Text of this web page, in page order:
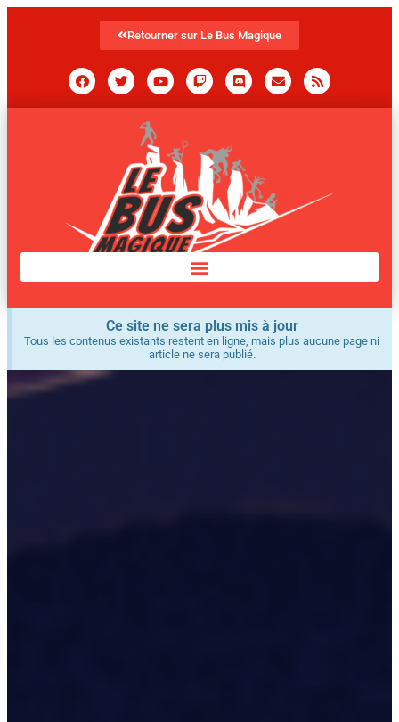
Retourner sur Le Bus Magique
Ce site ne sera plus mis à jour
Tous les contenus existants restent en ligne, mais plus aucune page ni
article ne sera publié.